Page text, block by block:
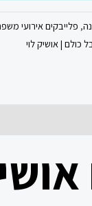
, פלייבקים אירועי
כולם | אושיק לוי